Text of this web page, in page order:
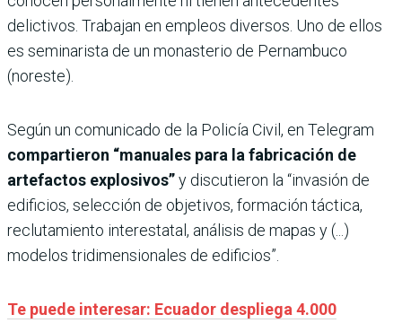
delictivos. Trabajan en empleos diversos. Uno de ellos
es seminarista de un monasterio de Pernambuco
(noreste).
Según un comunicado de la Policía Civil, en Telegram
compartieron “manuales para la fabricación de
artefactos explosivos”y discutieron la “invasión de
edificios, selección de objetivos, formación táctica,
reclutamiento interestatal, análisis de mapas y (...)
modelos tridimensionales de edificios”.
Te puede interesar: Ecuador despliega 4.000